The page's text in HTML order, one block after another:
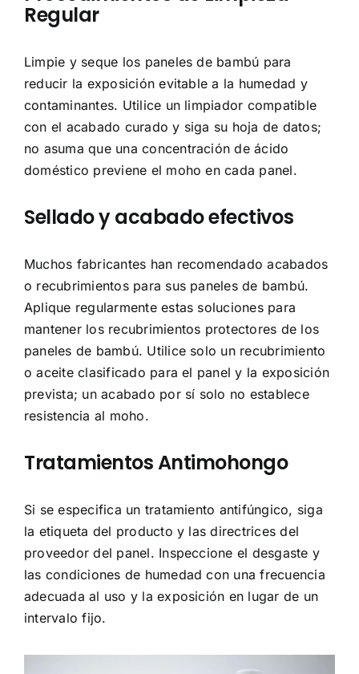
Regular
Limpie y seque los paneles de bambú para
reducir la exposición evitable a la humedad y
contaminantes. Utilice un limpiador compatible
con el acabado curado y siga su hoja de datos;
no asuma que una concentración de ácido
doméstico previene el moho en cada panel.
Sellado y acabado efectivos
Muchos fabricantes han recomendado acabados
o recubrimientos para sus paneles de bambú.
Aplique regularmente estas soluciones para
mantener los recubrimientos protectores de los
paneles de bambú. Utilice solo un recubrimiento
o aceite clasificado para el panel y la exposición
prevista; un acabado por sí solo no establece
resistencia al moho.
Tratamientos Antimohongo
Si se especifica un tratamiento antifúngico, siga
la etiqueta del producto y las directrices del
proveedor del panel. Inspeccione el desgaste y
las condiciones de humedad con una frecuencia
adecuada al uso y la exposición en lugar de un
intervalo fijo.